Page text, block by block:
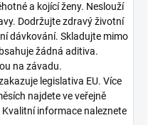
a kojící ženy. Neslouží
Dodržujte zdravý životní
dávkování. Skladujte mimo
žádná aditiva.
na závadu.
legislativa EU. Více
najdete ve veřejně
informace naleznete